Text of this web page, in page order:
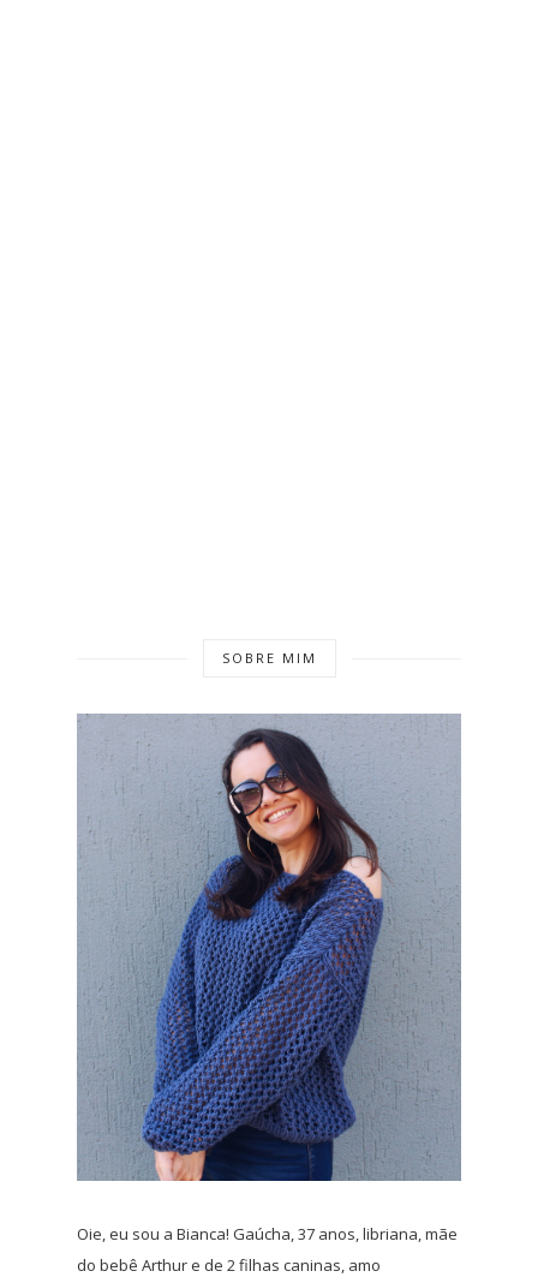
SOBRE MIM
Oie, eu sou a Bianca! Gaúcha, 37 anos, libriana, mãe
do bebê Arthur e de 2 filhas caninas, amo